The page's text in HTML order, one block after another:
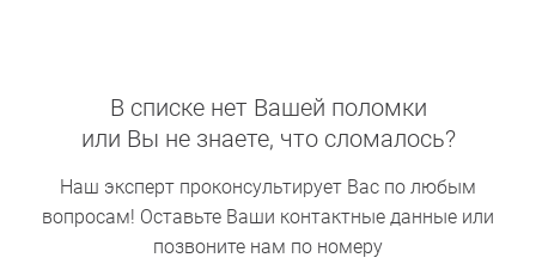
В списке нет Вашей поломки
или Вы не знаете, что сломалось?
Наш эксперт проконсультирует Вас по любым
вопросам! Оставьте Ваши контактные данные или
позвоните нам по номеру